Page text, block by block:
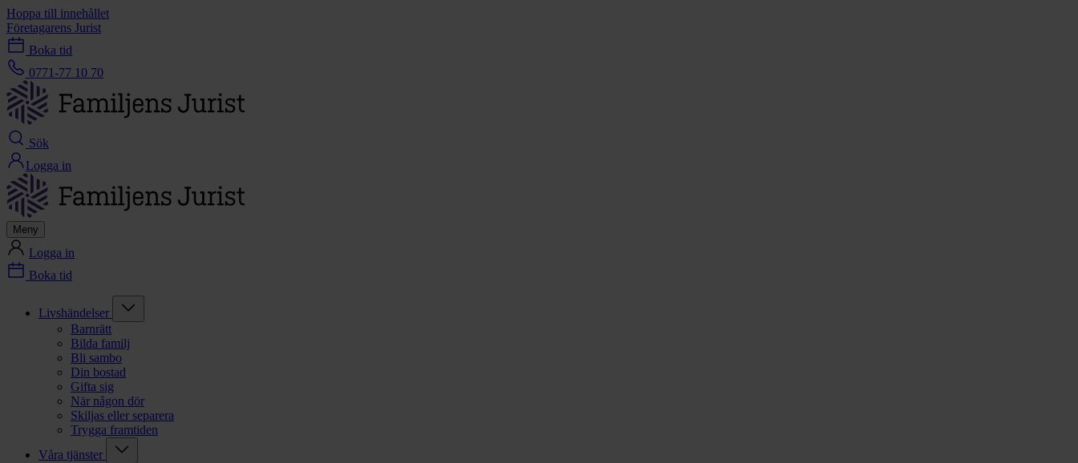
Hoppa till innehållet
Företagarens Jurist
Boka tid
0771-77 10 70
Sök
Logga in
Meny
Logga in
Boka tid
Livshändelser
Barnrätt
Bilda familj
Bli sambo
Din bostad
Gifta sig
När någon dör
Skiljas eller separera
Trygga framtiden
Våra tjänster